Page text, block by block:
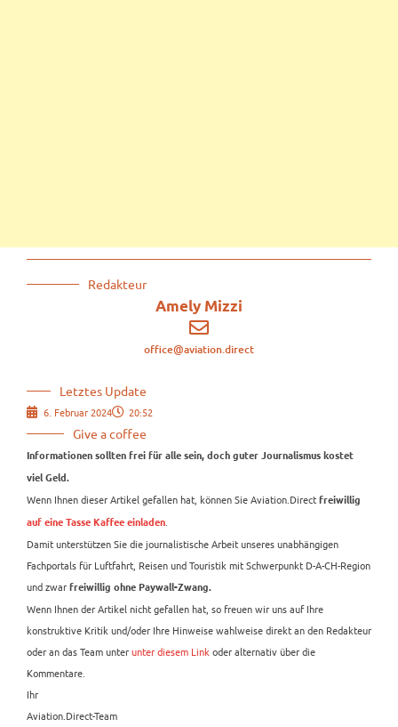
Redakteur
Amely Mizzi
office@aviation.direct
Letztes Update
6. Februar 2024 20:52
Give a coffee
Informationen sollten frei für alle sein, doch guter Journalismus kostet
viel Geld.
Wenn Ihnen dieser Artikel gefallen hat, können Sie Aviation.Direct freiwillig
auf eine Tasse Kaffee einladen.
Damit unterstützen Sie die journalistische Arbeit unseres unabhängigen
Fachportals für Luftfahrt, Reisen und Touristik mit Schwerpunkt D-A-CH-Region
und zwar freiwillig ohne Paywall-Zwang.
Wenn Ihnen der Artikel nicht gefallen hat, so freuen wir uns auf Ihre
konstruktive Kritik und/oder Ihre Hinweise wahlweise direkt an den Redakteur
oder an das Team unterunter diesem Linkoder alternativ über die
Kommentare.
Ihr
Aviation.Direct-Team